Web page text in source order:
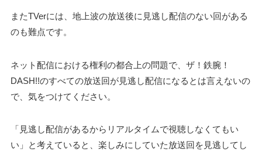
またTVerには、地上波の放送後に見逃し配信のない回がある
のも難点です。
ネット配信における権利の都合上の問題で、ザ！鉄腕！
DASH!!のすべての放送回が見逃し配信になるとは言えないの
で、気をつけてください。
「見逃し配信があるからリアルタイムで視聴しなくてもい
い」と考えていると、楽しみにしていた放送回を見逃してし